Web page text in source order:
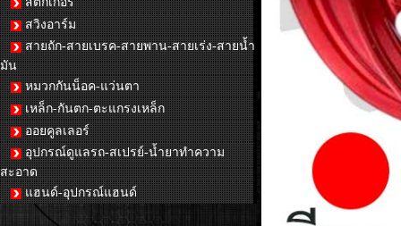
สวิงอาร์ม
สายถัก-สายเบรค-สายพาน-สายเร่ง-สายน้ำ
มัน
หมวกกันน็อค-แว่นตา
เหล็ก-กันตก-ตะแกรงเหล็ก
ออยคูลเลอร์
อุปกรณ์ดูแลรถ-สเปรย์-น้ำยาทำความ
สะอาด
แฮนด์-อุปกรณ์แฮนด์